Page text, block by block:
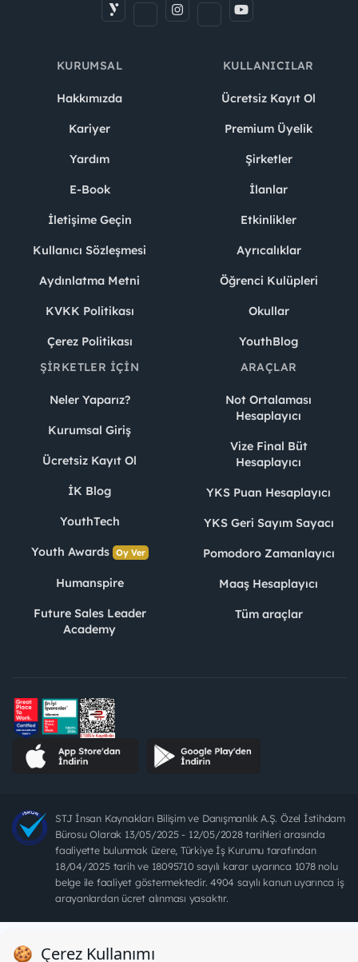
KURUMSAL
Hakkımızda
Kariyer
Yardım
E-Book
İletişime Geçin
Kullanıcı Sözleşmesi
Aydınlatma Metni
KVKK Politikası
Çerez Politikası
KULLANICILAR
Ücretsiz Kayıt Ol
Premium Üyelik
Şirketler
İlanlar
Etkinlikler
Ayrıcalıklar
Öğrenci Kulüpleri
Okullar
YouthBlog
ŞIRKETLER İÇIN
Neler Yaparız?
Kurumsal Giriş
Ücretsiz Kayıt Ol
İK Blog
YouthTech
Youth Awards Oy Ver
Humanspire
Future Sales Leader
Academy
ARAÇLAR
Not Ortalaması
Hesaplayıcı
Vize Final Büt
Hesaplayıcı
YKS Puan Hesaplayıcı
YKS Geri Sayım Sayacı
Pomodoro Zamanlayıcı
Maaş Hesaplayıcı
Tüm araçlar
STJ İnsan Kaynakları Bilişim ve Danışmanlık A.Ş. Özel İstihdam
Bürosu Olarak 13/05/2025 - 12/05/2028 tarihleri arasında
faaliyette bulunmak üzere, Türkiye İş Kurumu tarafından
18/04/2025 tarih ve 18095710 sayılı karar uyarınca 1078 nolu
belge ile faaliyet göstermektedir. 4904 sayılı kanun uyarınca iş
arayanlardan ücret alınması yasaktır.